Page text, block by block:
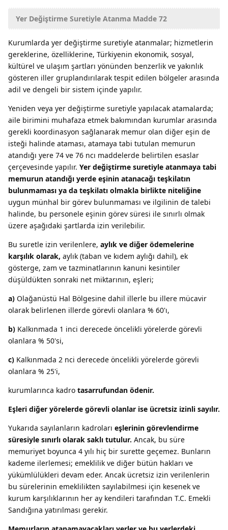
Yer Değiştirme Suretiyle Atanma Madde 72
Kurumlarda yer değiştirme suretiyle atanmalar; hizmetlerin
gereklerine, özelliklerine, Türkiyenin ekonomik, sosyal,
kültürel ve ulaşım şartları yönünden benzerlik ve yakınlık
gösteren iller gruplandırılarak tespit edilen bölgeler arasında
adil ve dengeli bir sistem içinde yapılır.
Yeniden veya yer değiştirme suretiyle yapılacak atamalarda;
aile birimini muhafaza etmek bakımından kurumlar arasında
gerekli koordinasyon sağlanarak memur olan diğer eşin de
isteği halinde ataması, atamaya tabi tutulan memurun
atandığı yere 74 ve 76 ncı maddelerde belirtilen esaslar
çerçevesinde yapılır. Yer değiştirme suretiyle atanmaya tabi
memurun atandığı yerde eşinin atanacağı teşkilatın
bulunmaması ya da teşkilatı olmakla birlikte niteliğine
uygun münhal bir görev bulunmaması ve ilgilinin de talebi
halinde, bu personele eşinin görev süresi ile sınırlı olmak
üzere aşağıdaki şartlarda izin verilebilir.
Bu suretle izin verilenlere, aylık ve diğer ödemelerine
karşılık olarak, aylık (taban ve kıdem aylığı dahil), ek
gösterge, zam ve tazminatlarının kanuni kesintiler
düşüldükten sonraki net miktarının, eşleri;
a) Olağanüstü Hal Bölgesine dahil illerle bu illere mücavir
olarak belirlenen illerde görevli olanlara % 60'ı,
b) Kalkınmada 1 inci derecede öncelikli yörelerde görevli
olanlara % 50'si,
c) Kalkınmada 2 nci derecede öncelikli yörelerde görevli
olanlara % 25'i,
kurumlarınca kadro tasarrufundan ödenir.
Eşleri diğer yörelerde görevli olanlar ise ücretsiz izinli sayılır.
Yukarıda sayılanların kadroları eşlerinin görevlendirme
süresiyle sınırlı olarak saklı tutulur. Ancak, bu süre
memuriyet boyunca 4 yılı hiç bir surette geçemez. Bunların
kademe ilerlemesi; emeklilik ve diğer bütün hakları ve
yükümlülükleri devam eder. Ancak ücretsiz izin verilenlerin
bu sürelerinin emeklilikten sayılabilmesi için kesenek ve
kurum karşılıklarının her ay kendileri tarafından T.C. Emekli
Sandığına yatırılması gerekir.